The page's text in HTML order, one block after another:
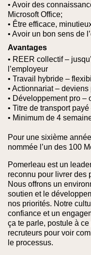
• Avoir des
Microsoft Office;
• Être efficace,
• Avoir un bon sens de
Avantages
• REER collectif –
l’employeur
• Travail hybride –
• Actionnariat –
• Développement pro –
• Titre de transport
• Minimum de 4
Pour une sixième
nommée l’un des 100
Pomerleau est un
reconnu pour livrer des
Nous offrons un
soutien et le
nos priorités. Notre
confiance et un
ça te parle, postule à
recruteurs pour voir
le processus.